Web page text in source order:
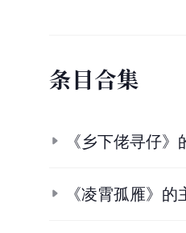
条目合集
《乡下佬寻仔
《凌霄孤雁》的